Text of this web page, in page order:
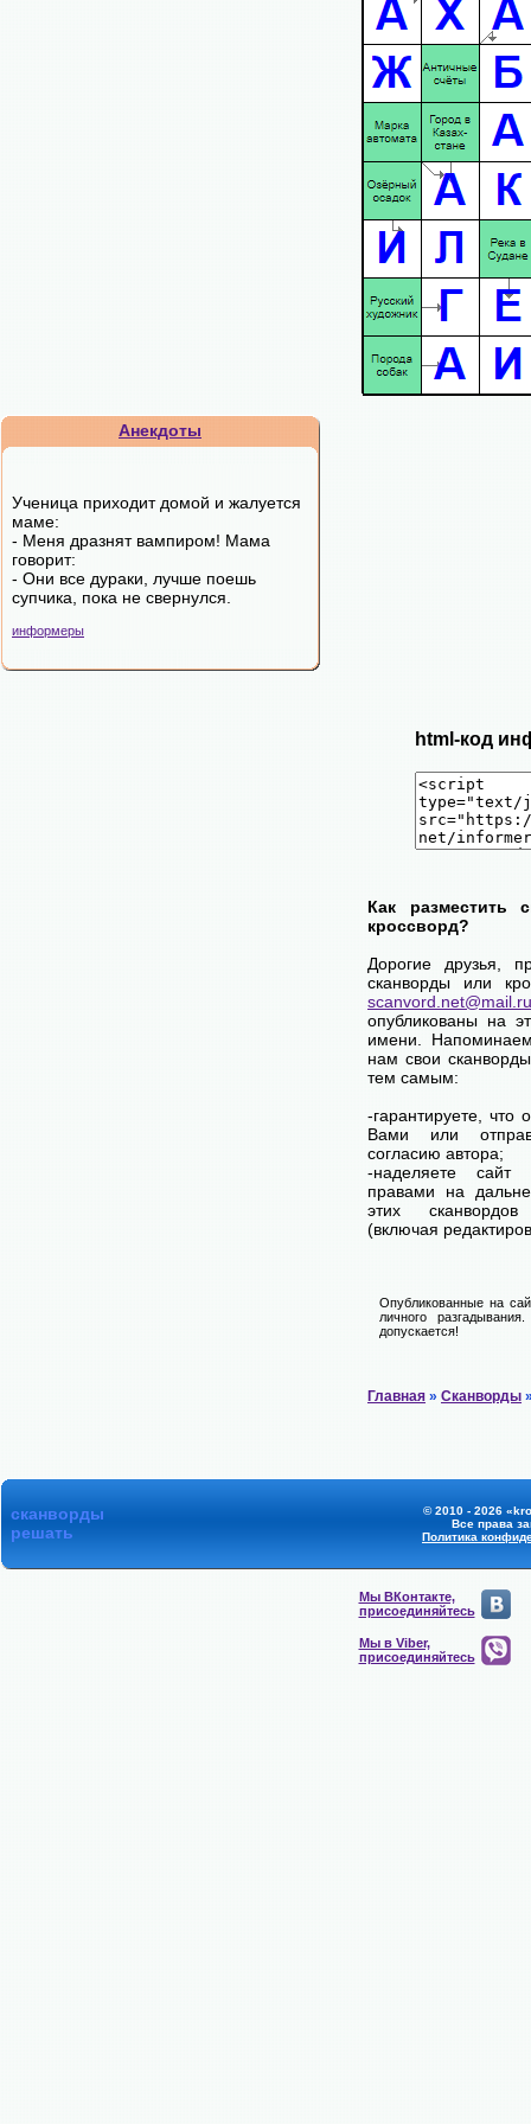
Анекдоты
Ученица приходит домой и жалуется
маме:
- Меня дразнят вампиром! Мама
говорит:
- Они все дураки, лучше поешь
супчика, пока не свернулся.
информеры
html-код
Как разместить
кроссворд?
Дорогие друзья,
сканворды или
scanvord.net@mail.ru
опубликованы на
имени.
нам свои
тем самым:
-гарантируете, что
Вами или
согласию автора;
-наделяете сайт
правами на
этих
(включая
Опубликованные на
личного
допускается!
Главная » Сканворды
сканворды
решать
© 2010 - 2026
Все права
Политика
Мы ВКонтакте,
присоединяйтесь
Мы в Viber,
присоединяйтесь